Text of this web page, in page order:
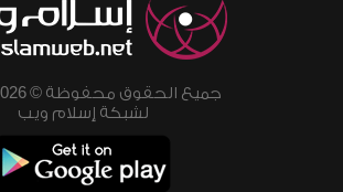
لشبكة إسلام ويب